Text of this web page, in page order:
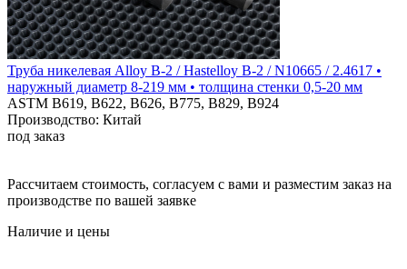
Труба никелевая Alloy B-2 / Hastelloy B-2 / N10665 / 2.4617 •
наружный диаметр 8-219 мм • толщина стенки 0,5-20 мм
ASTM B619, B622, B626, B775, B829, B924
Производство: Китай
под заказ
Рассчитаем стоимость, согласуем с вами и разместим заказ на
производстве по вашей заявке
Наличие и цены